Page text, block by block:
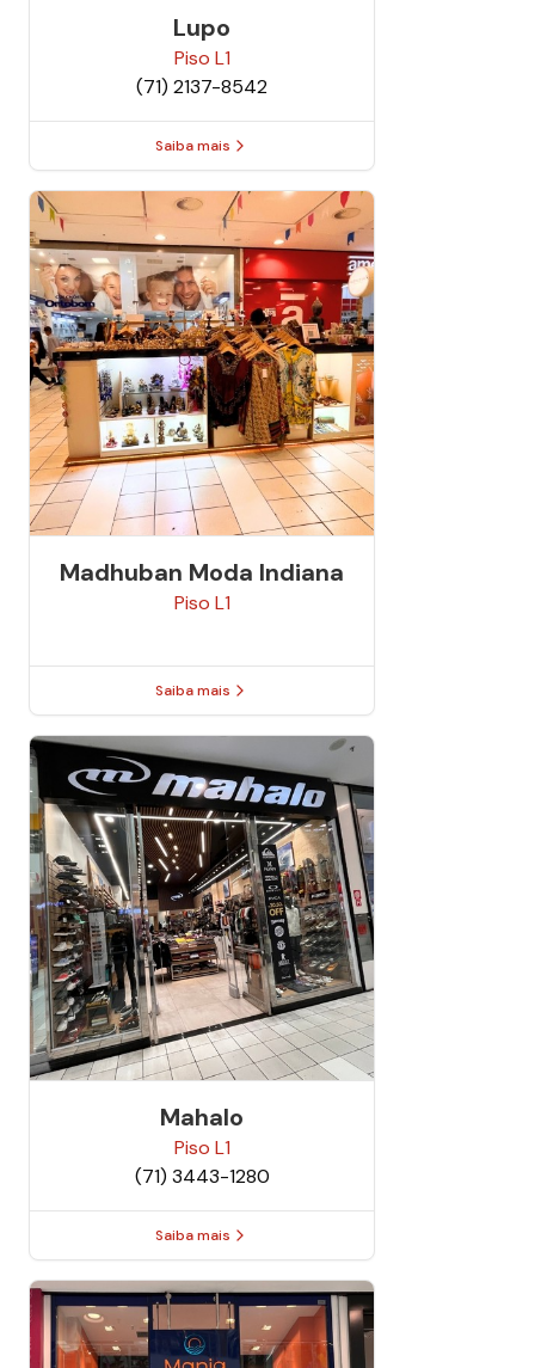
Lupo
Piso L1
(71) 2137-8542
Saiba mais
Madhuban Moda Indiana
Piso L1
Saiba mais
Mahalo
Piso L1
(71) 3443-1280
Saiba mais